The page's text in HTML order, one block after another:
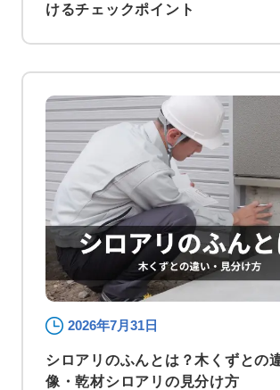
けるチェックポイント
2026年7月31日
シロアリのふんとは？木くずとの
像・乾材シロアリの見分け方